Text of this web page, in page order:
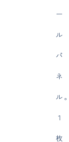
ー
ル
パ
ネ
ル
１
枚